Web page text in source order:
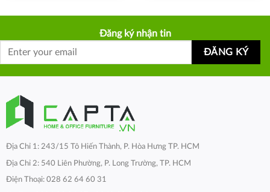
Đăng ký nhận tin
Địa Chỉ 1: 243/15 Tô Hiến Thành, P. Hòa Hưng TP. HCM
Địa Chỉ 2: 540 Liên Phường, P. Long Trường, TP. HCM
Điện Thoại: 028 62 64 60 31